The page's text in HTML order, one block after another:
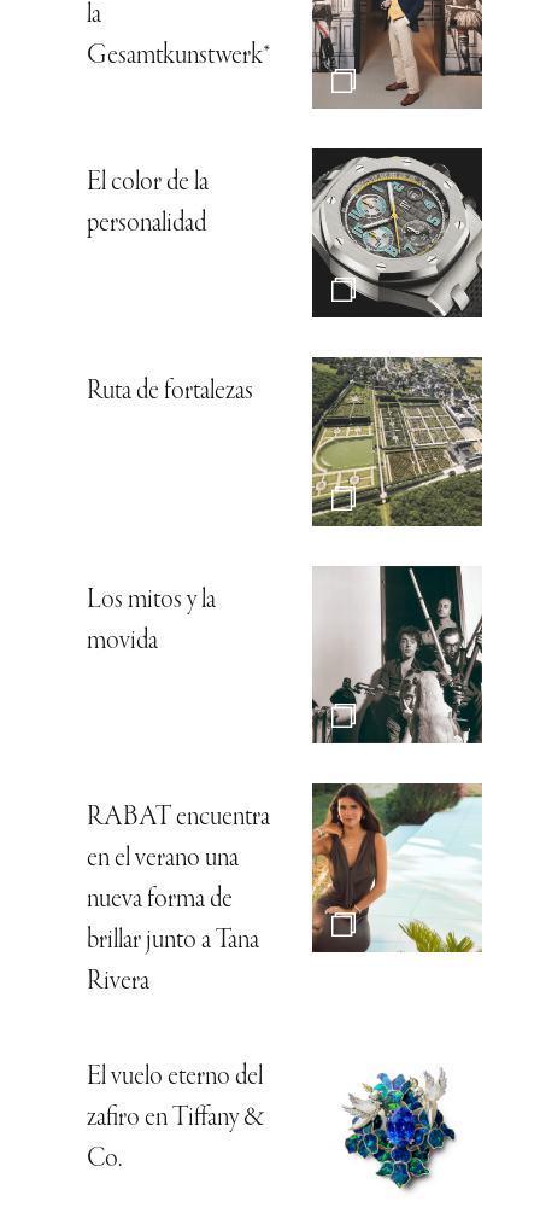
la
Gesamtkunstwerk*
El color de la
personalidad
Ruta de fortalezas
Los mitos y la
movida
RABAT encuentra
en el verano una
nueva forma de
brillar junto a Tana
Rivera
El vuelo eterno del
zafiro en Tiffany &
Co.